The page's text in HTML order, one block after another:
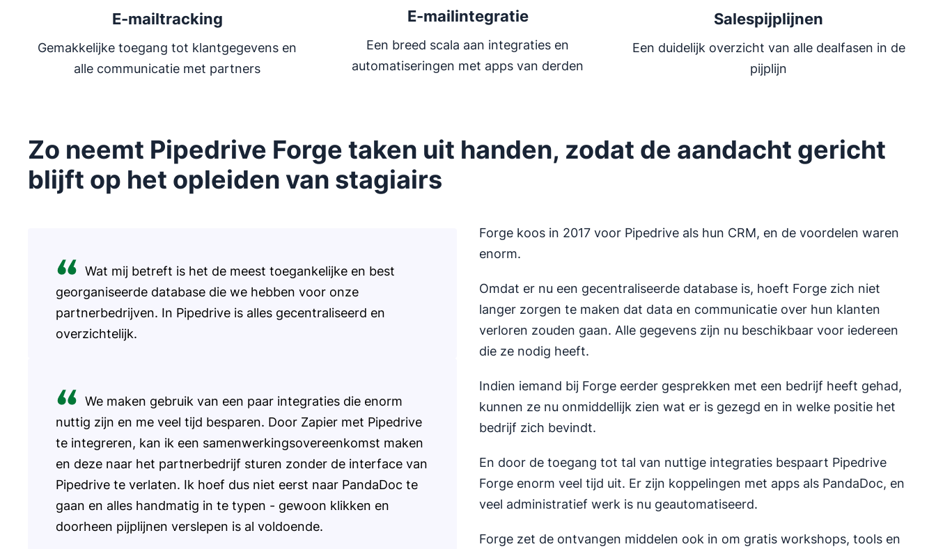
E-mailtracking
Gemakkelijke toegang tot klantgegevens en
alle communicatie met partners
E-mailintegratie
Een breed scala aan integraties en
automatiseringen met apps van derden
Salespijplijnen
Een duidelijk overzicht van alle dealfasen in de
pijplijn
Zo neemt Pipedrive Forge taken uit handen, zodat de aandacht gericht
blijft op het opleiden van stagiairs
Wat mij betreft is het de meest toegankelijke en best
georganiseerde database die we hebben voor onze
partnerbedrijven. In Pipedrive is alles gecentraliseerd en
overzichtelijk.
We maken gebruik van een paar integraties die enorm
nuttig zijn en me veel tijd besparen. Door Zapier met Pipedrive
te integreren, kan ik een samenwerkingsovereenkomst maken
en deze naar het partnerbedrijf sturen zonder de interface van
Pipedrive te verlaten. Ik hoef dus niet eerst naar PandaDoc te
gaan en alles handmatig in te typen - gewoon klikken en
doorheen pijplijnen verslepen is al voldoende.
Forge koos in 2017 voor Pipedrive als hun CRM, en de voordelen waren
enorm.
Omdat er nu een gecentraliseerde database is, hoeft Forge zich niet
langer zorgen te maken dat data en communicatie over hun klanten
verloren zouden gaan. Alle gegevens zijn nu beschikbaar voor iedereen
die ze nodig heeft.
Indien iemand bij Forge eerder gesprekken met een bedrijf heeft gehad,
kunnen ze nu onmiddellijk zien wat er is gezegd en in welke positie het
bedrijf zich bevindt.
En door de toegang tot tal van nuttige integraties bespaart Pipedrive
Forge enorm veel tijd uit. Er zijn koppelingen met apps als PandaDoc, en
veel administratief werk is nu geautomatiseerd.
Forge zet de ontvangen middelen ook in om gratis workshops, tools en